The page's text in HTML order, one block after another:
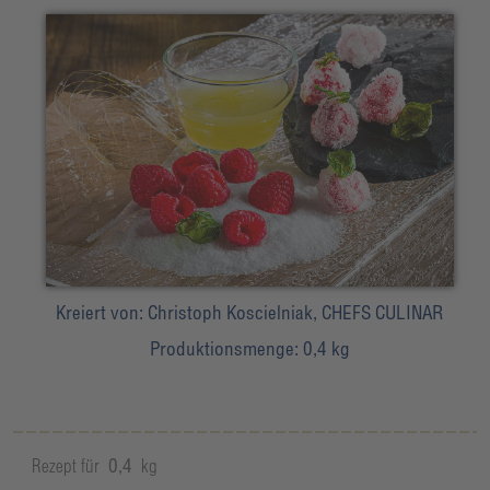
Kreiert von: Christoph Koscielniak, CHEFS CULINAR
Produktionsmenge: 0,4 kg
Rezept für 0,4 kg